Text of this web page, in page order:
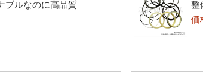
ブルなのに高品質
整
価